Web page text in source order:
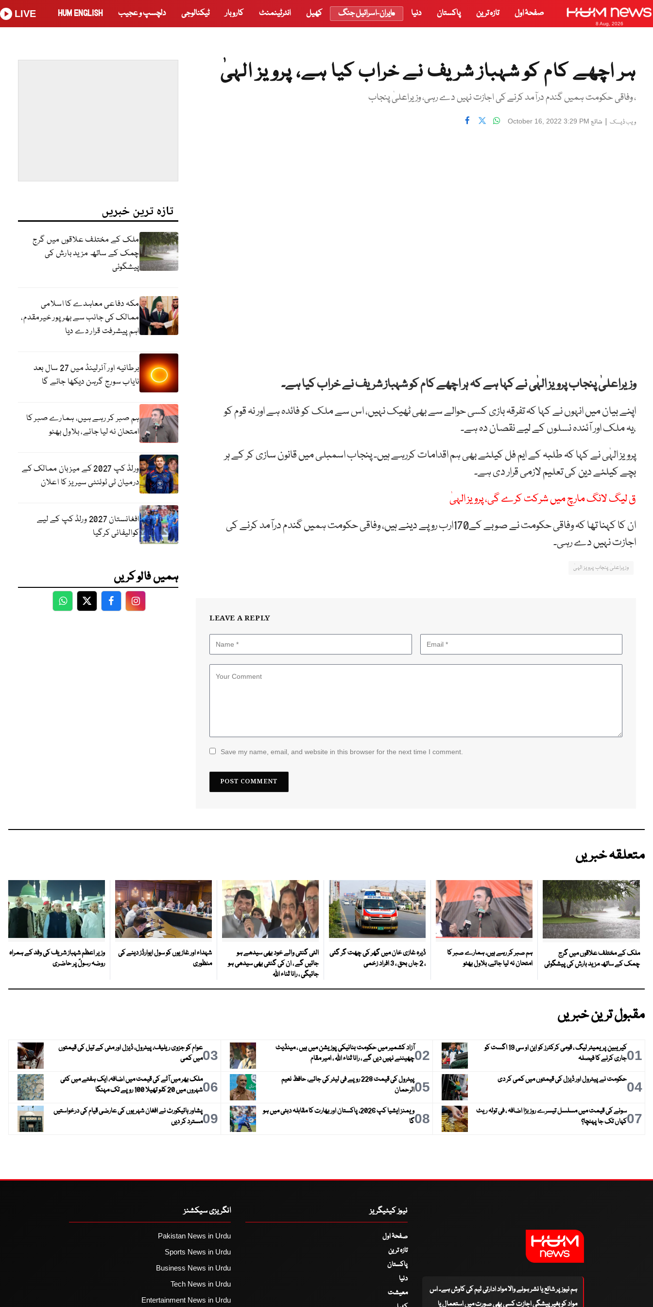
8 Aug, 2026
صفحۂ اول تازہ ترین پاکستان دنیا ایران-اسرائیل جنگ کھیل انٹرٹینمنٹ کاروبار ٹیکنالوجی دلچسپ و عجیب HUM ENGLISH
LIVE
ہر اچھے کام کو شہباز شریف نے خراب کیا ہے، پرویز الہیٰ
، وفاقی حکومت ہمیں گندم درآمد کرنے کی اجازت نہیں دے رہی، وزیراعلیٰ پنجاب
ویب ڈیسک | شائع October 16, 2022 3:29 PM
وزیراعلیٰ پنجاب پرویز الہٰی نے کہا ہے کہ ہر اچھے کام کو شہباز شریف نے خراب کیا ہے۔
اپنے بیان میں انہوں نے کہا کہ تفرقہ بازی کسی حوالے سے بھی ٹھیک نہیں، اس سے ملک کو فائدہ ہے اور نہ قوم کو
،یہ ملک اور آئندہ نسلوں کے لیے نقصان دہ ہے۔
پرویز الہٰی نے کہا کہ طلبہ کے ایم فل کیلئے بھی ہم اقدامات کررہے ہیں۔ پنجاب اسمبلی میں قانون سازی کر کے ہر
بچے کیلئے دین کی تعلیم لازمی قرار دی ہے۔
ق لیگ لانگ مارچ میں شرکت کرے گی، پرویز الہیٰ
ان کا کہنا تھا کہ وفاقی حکومت نے صوبے کے170ارب روپے دینے ہیں، وفاقی حکومت ہمیں گندم درآمد کرنے کی
اجازت نہیں دے رہی۔
وزیراعلیٰ پنجاب پرویز الہیٰ
LEAVE A REPLY
Save my name, email, and website in this browser for the next time I comment.
تازہ ترین خبریں
ملک کے مختلف علاقوں میں گرج
چمک کے ساتھ مزید بارش کی
پیشگوئی
مکہ دفاعی معاہدے کا اسلامی
ممالک کی جانب سے بھرپور خیرمقدم،
اہم پیشرفت قرار دے دیا
برطانیہ اور آئرلینڈ میں 27 سال بعد
نایاب سورج گرہن دیکھا جائے گا
ہم صبر کر رہے ہیں، ہمارے صبر کا
امتحان نہ لیا جائے، بلاول بھٹو
ورلڈ کپ 2027 کے میزبان ممالک کے
درمیان ٹی ٹوئنٹی سیریز کا اعلان
افغانستان 2027 ورلڈ کپ کے لیے
کوالیفائی کرگیا
ہمیں فالو کریں
WhatsApp
TwitterFacebookFacebook
متعلقہ خبریں
ملک کے مختلف علاقوں میں گرج
چمک کے ساتھ مزید بارش کی پیشگوئی
ہم صبر کر رہے ہیں، ہمارے صبر کا
امتحان نہ لیا جائے، بلاول بھٹو
ڈیرہ غازی خان میں گھر کی چھت گر گئی
، 2 جاں بحق ، 3 افراد زخمی
الٹی گنتی والے خود بھی سیدھے ہو
جائیں گے ، ان کی گنتی بھی سیدھی ہو
جائیگی ، رانا ثناء اللہ
شہداء اور غازیوں کو سول ایوارڈز دینے کی
منظوری
وزیر اعظم شہباز شریف کی وفد کے ہمراہ
روضہ رسولؐ پر حاضری
مقبول ترین خبریں
01
کیریبین پریمیئر لیگ ، قومی کرکٹرز کو این او سی 19 اگست کو
جاری کرنے کا فیصلہ
02آزاد کشمیر میں حکومت بنانیکی پوزیشن میں ہیں ، مینڈیٹ
چھیننے نہیں دیں گے ، رانا ثناء اللہ ، امیر مقام
03عوام کو جزوی ریلیف، پیٹرول، ڈیزل اور مٹی کے تیل کی قیمتوں
میں کمی
04حکومت نے پیٹرول اور ڈیزل کی قیمتوں میں کمی کر دی 05
پیٹرول کی قیمت 228 روپے فی لیٹر کی جائے، حافظ نعیم
الرحمان
06ملک بھر میں آٹے کی قیمت میں اضافہ، ایک ہفتے میں کئی
شہروں میں 20 کلو تھیلا 100 روپے تک مہنگا
07سونے کی قیمت میں مسلسل تیسرے روز بڑا اضافہ ، فی تولہ ریٹ
کہاں تک جا پہنچا؟
08
ویمنز ایشیا کپ 2026، پاکستان اور بھارت کا مقابلہ دبئی میں ہو
گا
09پشاور ہائیکورٹ نے افغان شہریوں کی عارضی قیام کی درخواستیں
مسترد کر دیں
ہم نیوز پر شائع یا نشر ہونے والا مواد ادارتی ٹیم کی کاوش ہے۔ اس
مواد کو بغیر پیشگی اجازت کسی بھی صورت میں استعمال یا
نیوز کیٹیگریز
صفحۂ اول
تازہ ترین
پاکستان
دنیا
معیشت
انگریزی سیکشنز
Pakistan News in Urdu
Sports News in Urdu
Business News in Urdu
Tech News in Urdu
Entertainment News in Urdu